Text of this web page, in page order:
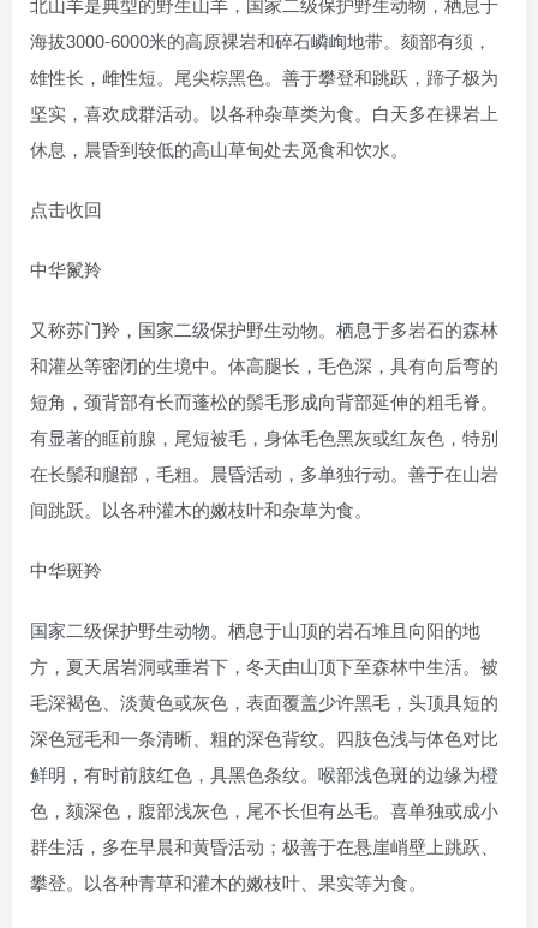
海拔3000-6000米的高原裸岩和碎石嶙峋地带。颏部有须，
雄性长，雌性短。尾尖棕黑色。善于攀登和跳跃，蹄子极为
坚实，喜欢成群活动。以各种杂草类为食。白天多在裸岩上
休息，晨昏到较低的高山草甸处去觅食和饮水。
点击收回
中华鬣羚
又称苏门羚，国家二级保护野生动物。栖息于多岩石的森林
和灌丛等密闭的生境中。体高腿长，毛色深，具有向后弯的
短角，颈背部有长而蓬松的鬃毛形成向背部延伸的粗毛脊。
有显著的眶前腺，尾短被毛，身体毛色黑灰或红灰色，特别
在长鬃和腿部，毛粗。晨昏活动，多单独行动。善于在山岩
间跳跃。以各种灌木的嫩枝叶和杂草为食。
中华斑羚
国家二级保护野生动物。栖息于山顶的岩石堆且向阳的地
方，夏天居岩洞或垂岩下，冬天由山顶下至森林中生活。被
毛深褐色、淡黄色或灰色，表面覆盖少许黑毛，头顶具短的
深色冠毛和一条清晰、粗的深色背纹。四肢色浅与体色对比
鲜明，有时前肢红色，具黑色条纹。喉部浅色斑的边缘为橙
色，颏深色，腹部浅灰色，尾不长但有丛毛。喜单独或成小
群生活，多在早晨和黄昏活动；极善于在悬崖峭壁上跳跃、
攀登。以各种青草和灌木的嫩枝叶、果实等为食。